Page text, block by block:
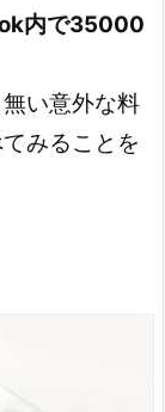
内で35000
い意外な料
みることを